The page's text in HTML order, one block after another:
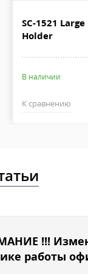
ПОЧТА РОССИИ
осуществляем из
предоплаты,
SC-1521
Holder
В наличии
К сравнению
!!!
работы